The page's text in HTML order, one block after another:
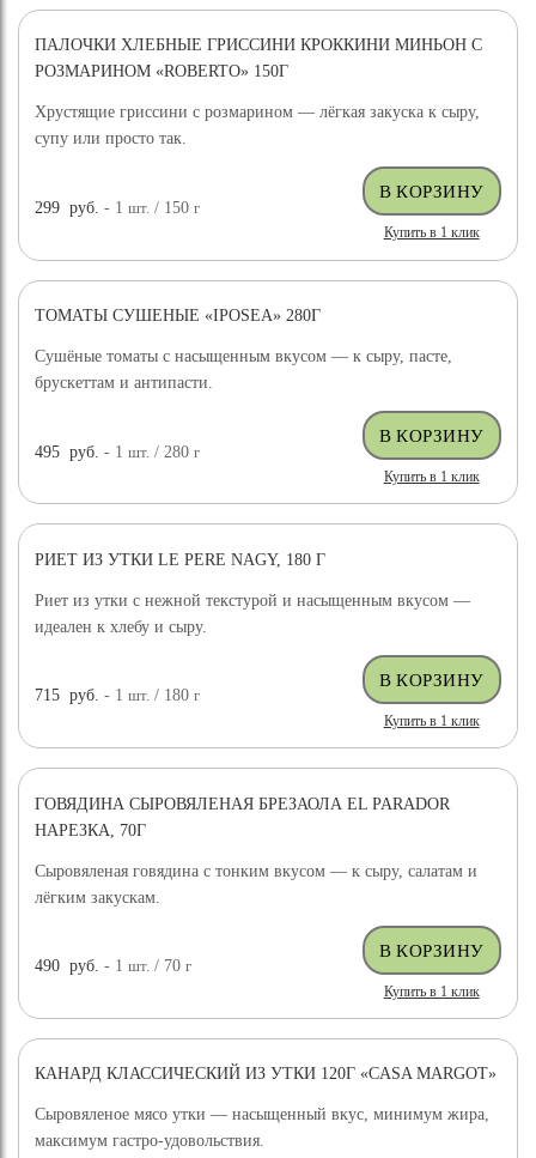
ПАЛОЧКИ ХЛЕБНЫЕ ГРИССИНИ КРОККИНИ МИНЬОН С
РОЗМАРИНОМ «ROBERTO» 150Г
Хрустящие гриссини с розмарином — лёгкая закуска к сыру,
супу или просто так.
299 руб. - 1шт. / 150г
Купить в 1 клик
ТОМАТЫ СУШЕНЫЕ «IPOSEA» 280Г
Сушёные томаты с насыщенным вкусом — к сыру, пасте,
брускеттам и антипасти.
495 руб. - 1шт. / 280г
Купить в 1 клик
РИЕТ ИЗ УТКИ LE PERE NAGY, 180 Г
Риет из утки с нежной текстурой и насыщенным вкусом —
идеален к хлебу и сыру.
715 руб. - 1шт. / 180г
Купить в 1 клик
ГОВЯДИНА СЫРОВЯЛЕНАЯ БРЕЗАОЛА EL PARADOR
НАРЕЗКА, 70Г
Сыровяленая говядина с тонким вкусом — к сыру, салатам и
лёгким закускам.
490 руб. - 1шт. / 70г
Купить в 1 клик
КАНАРД КЛАССИЧЕСКИЙ ИЗ УТКИ 120Г «CASA MARGOT»
Сыровяленое мясо утки — насыщенный вкус, минимум жира,
максимум гастро-удовольствия.